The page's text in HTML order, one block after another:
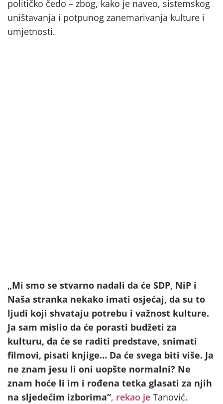
političko čedo – zbog, kako je naveo, sistemskog
uništavanja i potpunog zanemarivanja kulture i
umjetnosti.
„Mi smo se stvarno nadali da će SDP, NiP i
Naša stranka nekako imati osjećaj, da su to
ljudi koji shvataju potrebu i važnost kulture.
Ja sam mislio da će porasti budžeti za
kulturu, da će se raditi predstave, snimati
filmovi, pisati knjige… Da će svega biti više. Ja
ne znam jesu li oni uopšte normalni? Ne
znam hoće li im i rođena tetka glasati za njih
na sljedećim izborima“, rekao je Tanović.